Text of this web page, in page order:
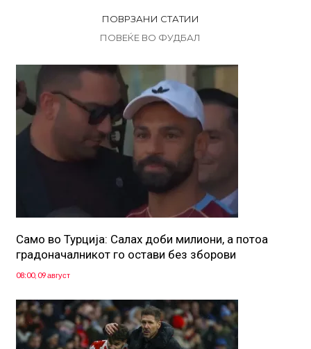
ПОВРЗАНИ СТАТИИ
ПОВЕЌЕ ВО ФУДБАЛ
Само во Турција: Салах доби милиони, а потоа
градоначалникот го остави без зборови
08:00, 09 август